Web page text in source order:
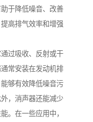
于降低噪音、改善
高排气效率和增强
过吸收、反射或干
常安装在发动机排
够有效降低噪音污
，消声器还能减少
。在一些应用中，